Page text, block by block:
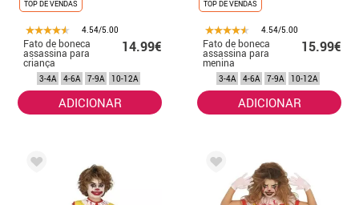
TOP DE VENDAS
4.54/5.00
Fato de boneca
assassina para
criança
14.99€
3-4A 4-6A 7-9A 10-12A
ADICIONAR
TOP DE VENDAS
4.54/5.00
Fato de boneca
assassina para
menina
15.99€
3-4A 4-6A 7-9A 10-12A
ADICIONAR